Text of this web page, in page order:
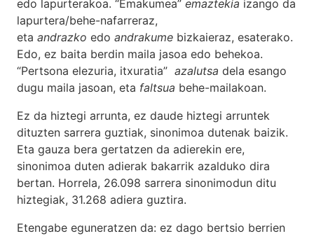
edo lapurterakoa. “Emakumea” emaztekia izango da
lapurtera/behe-nafarreraz,
eta andrazko edo andrakume bizkaieraz, esaterako.
Edo, ez baita berdin maila jasoa edo behekoa.
“Pertsona elezuria, itxuratia” azalutsa dela esango
dugu maila jasoan, eta faltsua behe-mailakoan.
Ez da hiztegi arrunta, ez daude hiztegi arruntek
dituzten sarrera guztiak, sinonimoa dutenak baizik.
Eta gauza bera gertatzen da adierekin ere,
sinonimoa duten adierak bakarrik azalduko dira
bertan. Horrela, 26.098 sarrera sinonimodun ditu
hiztegiak, 31.268 adiera guztira.
Etengabe eguneratzen da: ez dago bertsio berrien